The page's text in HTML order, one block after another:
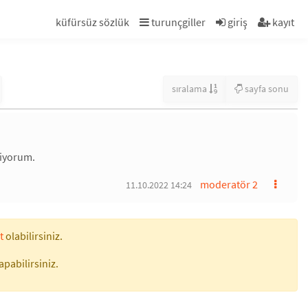
küfürsüz sözlük turunçgiller giriş kayıt
sıralama sayfa sonu
moderatör 2
11.10.2022 14:24
olabilirsiniz.